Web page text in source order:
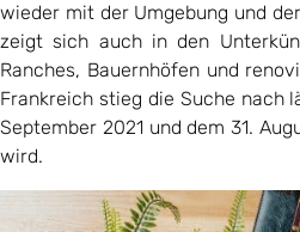
wieder mit der Umgebung und
zeigt sich auch in den
Ranches, Bauernhöfen und
Frankreich stieg die Suche nach
September 2021 und dem 31.
wird.